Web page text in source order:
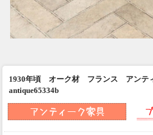
1930年頃 オーク材 フランス アンテ
antique65334b